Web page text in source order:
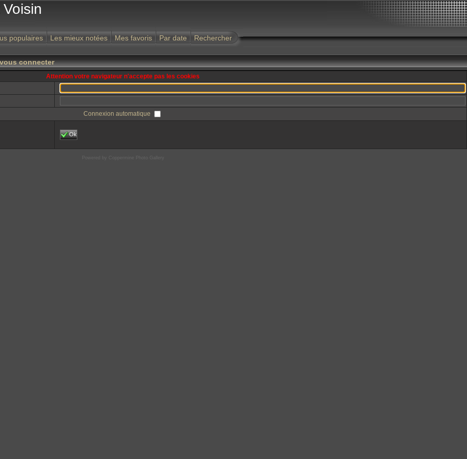
populaires Les mieux notées Mes favoris Par date Rechercher
connecter
Attention votre navigateur n'accepte pas les cookies
Connexion automatique
Ok